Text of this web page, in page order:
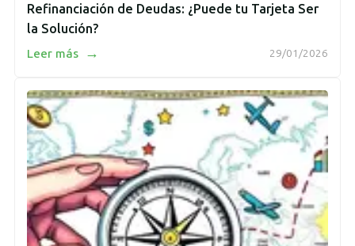
Refinanciación de Deudas: ¿Puede tu Tarjeta Ser
la Solución?
29/01/2026
Leer más →